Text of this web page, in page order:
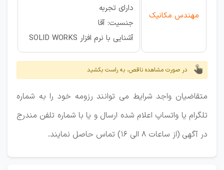
مهندس مکانیک
دارای تجربه
جنسیت: آقا
آشنایی با نرم افزار SOLID WORKS
در صورت مشاهده ناقص، به راست بکشید
متقاضیان واجد شرایط می توانند رزومه خود را به شماره
تلگرام یا واتساپ اعلام شده ارسال و یا با شماره تلفن مندرج
در آگهی (از ساعات 8 الی 16) تماس حاصل نمایند.